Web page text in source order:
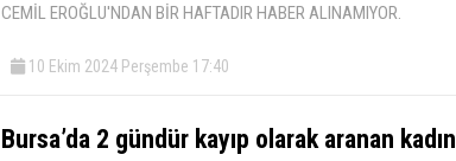
CEMİL EROĞLU'NDAN BİR HAFTADIR HABER ALINAMIYOR.
10 Ekim 2024 Perşembe 17:40
Bursa’da 2 gündür kayıp olarak aranan kadın